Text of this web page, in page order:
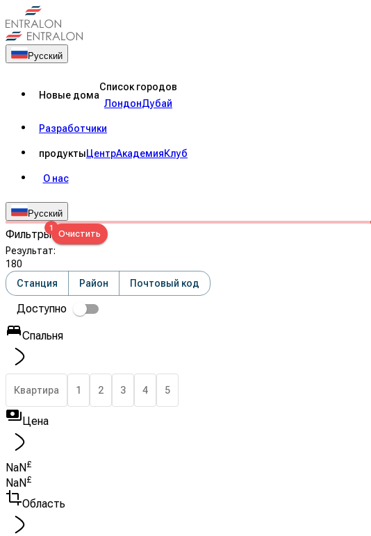
Русский
Новые дома
Список городов
ЛондонДубай
Разработчики
продуктыЦентрАкадемияКлуб
О нас
Русский
Фильтры1
Очистить
Результат:
180
Станция
Район Почтовый код
Доступно
Спальня
Квартира 1 2 3 4 5
Цена
NaN£
NaN £
Область